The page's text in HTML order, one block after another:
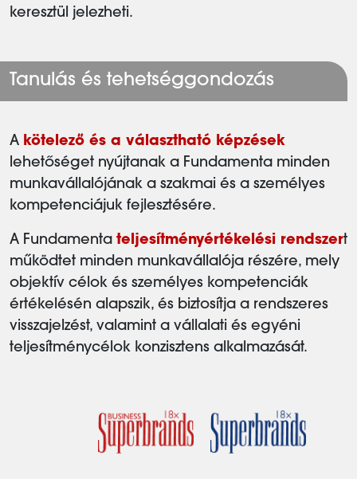
keresztül jelezheti.
Tanulás és tehetséggondozás
A kötelező és a választható képzések
lehetőséget nyújtanak a Fundamenta minden
munkavállalójának a szakmai és a személyes
kompetenciájuk fejlesztésére.
A Fundamenta teljesítményértékelési rendszert
működtet minden munkavállalója részére, mely
objektív célok és személyes kompetenciák
értékelésén alapszik, és biztosítja a rendszeres
visszajelzést, valamint a vállalati és egyéni
teljesítménycélok konzisztens alkalmazását.